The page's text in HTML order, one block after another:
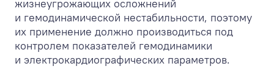
жизнеугрожающих осложнений
и гемодинамической нестабильности, поэтому
их применение должно производиться под
контролем показателей гемодинамики
и электрокардиографических параметров.